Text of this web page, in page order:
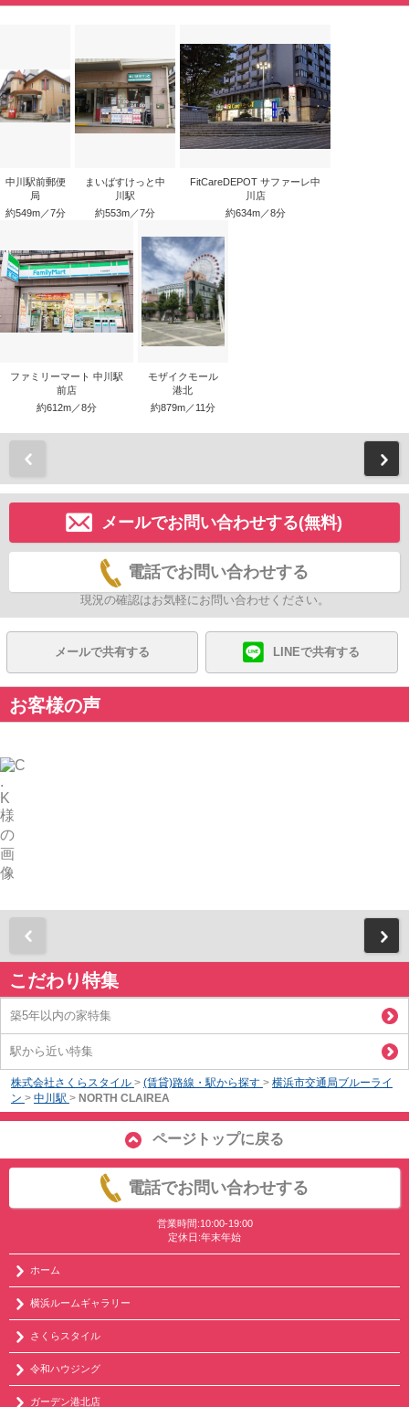
中川駅前郵便
局
約549m／7分
まいばすけっと中
川駅
約553m／7分
FitCareDEPOT サファーレ中
川店
約634m／8分
ファミリーマート 中川駅
前店
約612m／8分
モザイクモール
港北
約879m／11分
メールでお問い合わせする(無料)
電話でお問い合わせする
現況の確認はお気軽にお問い合わせください。
メールで共有する LINEで共有する
お客様の声
こだわり特集
築5年以内の家特集
駅から近い特集
株式会社さくらスタイル > (賃貸)路線・駅から探す > 横浜市交通局ブルーライ
ン > 中川駅 > NORTH CLAIREA
ページトップに戻る
電話でお問い合わせする
営業時間:10:00-19:00
定休日:年末年始
ホーム
横浜ルームギャラリー
さくらスタイル
令和ハウジング
ガーデン港北店